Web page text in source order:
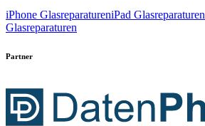
iPhone GlasreparatureniPad Glasreparaturen
Glasreparaturen
Partner